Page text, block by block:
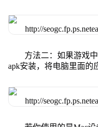
方法二：如果游戏
apk安装，将电脑里面的